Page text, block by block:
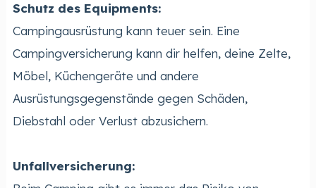
Schutz des Equipments:
Campingausrüstung kann teuer sein. Eine
Campingversicherung kann dir helfen, deine Zelte,
Möbel, Küchengeräte und andere
Ausrüstungsgegenstände gegen Schäden,
Diebstahl oder Verlust abzusichern.
Unfallversicherung: